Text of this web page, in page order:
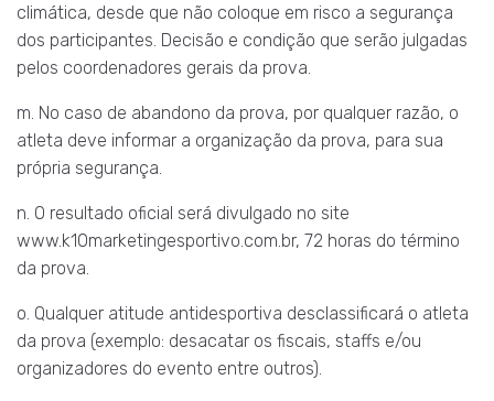
climática, desde que não coloque em risco a segurança
dos participantes. Decisão e condição que serão julgadas
pelos coordenadores gerais da prova.
m. No caso de abandono da prova, por qualquer razão, o
atleta deve informar a organização da prova, para sua
própria segurança.
n. O resultado oficial será divulgado no site
www.k10marketingesportivo.com.br, 72 horas do término
da prova.
o. Qualquer atitude antidesportiva desclassificará o atleta
da prova (exemplo: desacatar os fiscais, staffs e/ou
organizadores do evento entre outros).